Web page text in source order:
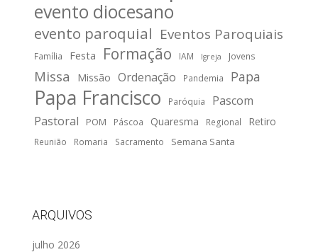
evento diocesano
evento paroquial Eventos Paroquiais
Família Festa Formação IAM Igreja Jovens
Missa Missão Ordenação Pandemia Papa
Papa Francisco Paróquia
Pascom
Pastoral
POM Páscoa Quaresma Regional Retiro
Reunião Romaria Sacramento Semana Santa
ARQUIVOS
julho 2026